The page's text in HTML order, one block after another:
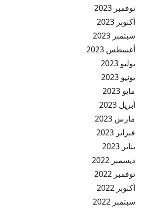
نوفمبر 2023
أكتوبر 2023
سبتمبر 2023
أغسطس 2023
يوليو 2023
يونيو 2023
مايو 2023
أبريل 2023
مارس 2023
فبراير 2023
يناير 2023
ديسمبر 2022
نوفمبر 2022
أكتوبر 2022
سبتمبر 2022